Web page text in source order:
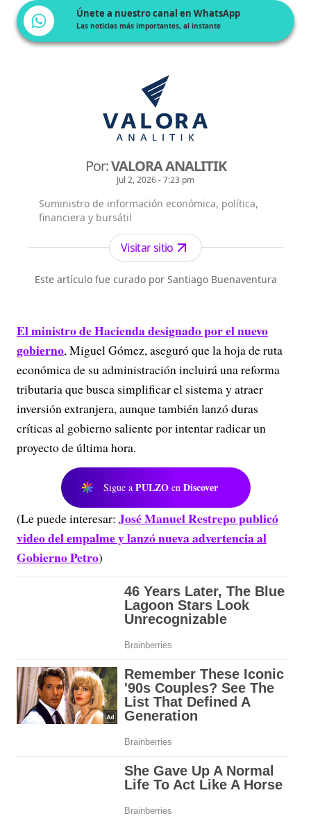
Únete a nuestro canal en WhatsApp
Las noticias más importantes, al instante
Por:VALORA ANALITIK
Jul 2, 2026 - 7:23 pm
Suministro de información económica, política,
financiera y bursátil
Visitar sitio
Este artículo fue curado por Santiago Buenaventura
El ministro de Hacienda designado por el nuevo
gobierno, Miguel Gómez, aseguró que la hoja de ruta
económica de su administración incluirá una reforma
tributaria que busca simplificar el sistema y atraer
inversión extranjera, aunque también lanzó duras
críticas al gobierno saliente por intentar radicar un
proyecto de última hora.
Sigue a PULZO en Discover
(Le puede interesar: José Manuel Restrepo publicó
video del empalme y lanzó nueva advertencia al
Gobierno Petro)